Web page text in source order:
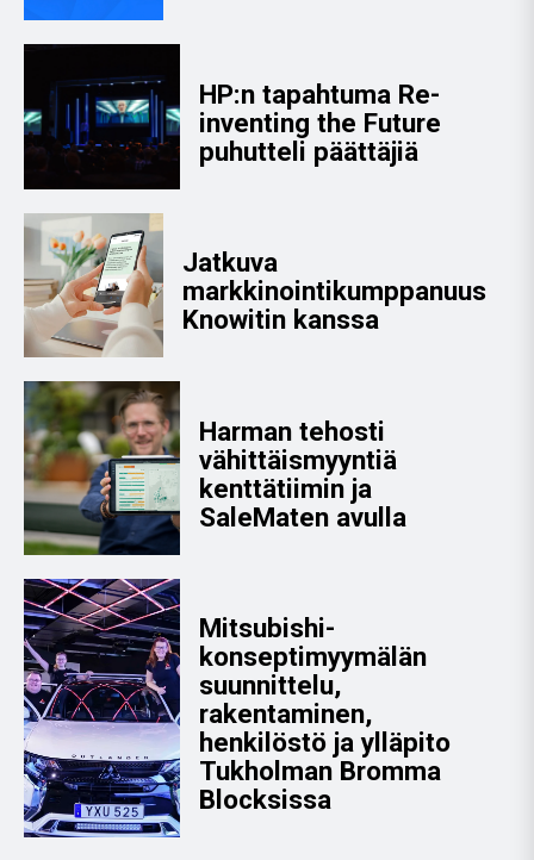
HP:n tapahtuma Re-
inventing the Future
puhutteli päättäjiä
Jatkuva
markkinointikumppanuus
Knowitin kanssa
Harman tehosti
vähittäismyyntiä
kenttätiimin ja
SaleMaten avulla
Mitsubishi-
konseptimyymälän
suunnittelu,
rakentaminen,
henkilöstö ja ylläpito
Tukholman Bromma
Blocksissa